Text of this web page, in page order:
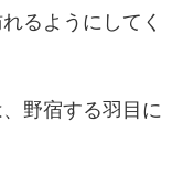
るようにしてく
野宿する羽目に